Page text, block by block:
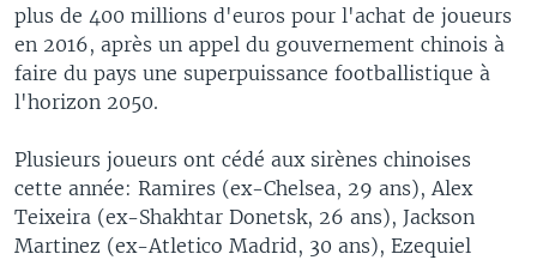
plus de 400 millions d'euros pour l'achat de joueurs
en 2016, après un appel du gouvernement chinois à
faire du pays une superpuissance footballistique à
l'horizon 2050.
Plusieurs joueurs ont cédé aux sirènes chinoises
cette année: Ramires (ex-Chelsea, 29 ans), Alex
Teixeira (ex-Shakhtar Donetsk, 26 ans), Jackson
Martinez (ex-Atletico Madrid, 30 ans), Ezequiel